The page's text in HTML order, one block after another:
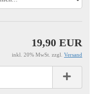
19,90 EUR
inkl. 20% MwSt. zzgl. Versand